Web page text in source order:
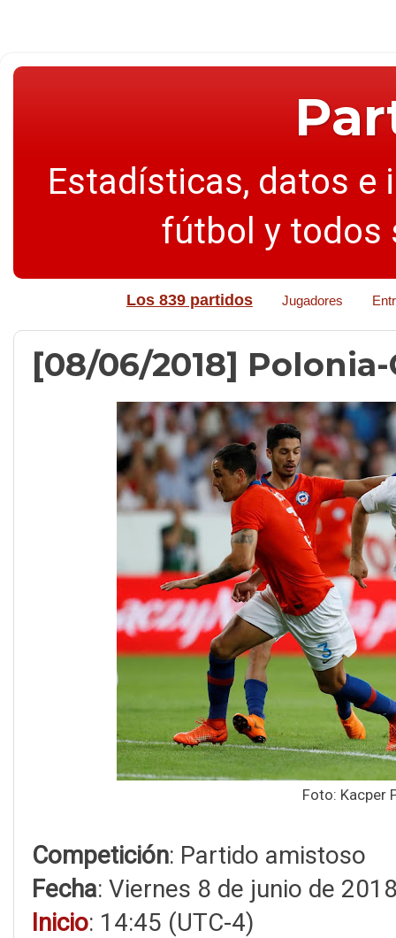
Estadísticas, datos e
fútbol y todos
Los 839 partidos Jugadores
[08/06/2018] Polonia-
Foto: Kacper
Competición: Partido amistoso
Fecha: Viernes 8 de junio de
Inicio: 14:45 (UTC-4)